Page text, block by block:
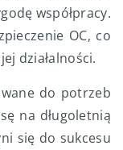
współpracy.
OC, co
działalności.
do potrzeb
na długoletnią
się do sukcesu